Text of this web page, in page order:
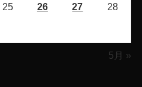
25 26 27 28
5月 »